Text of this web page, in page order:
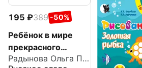
195 389 -50%
Ребёнок в мире
прекрасного
Программа
Радынова Ольга Петровна